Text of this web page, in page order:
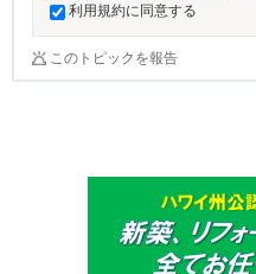
利用規約に同意する
このトピックを報告